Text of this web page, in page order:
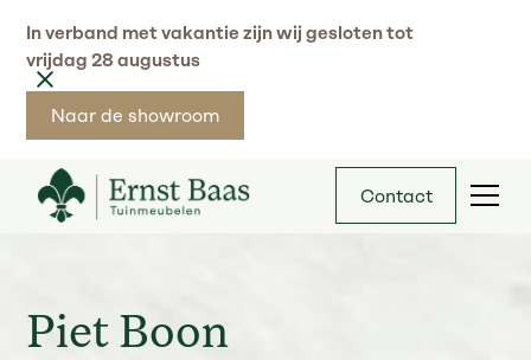
In verband met vakantie zijn wij gesloten tot
vrijdag 28 augustus
Naar de showroom
Contact
Piet Boon